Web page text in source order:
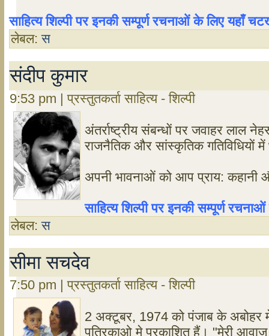
साहित्य शिल्पी पर इनकी सम्पूर्ण रचनाओं के लिए यहाँ
लेबल:स
संदीप कुमार
9:53 pm | प्रस्तुतकर्ता साहित्य - शिल्पी
अंतर्राष्ट्रीय संबन्धों पर जवाहर लाल
राजनैतिक और सांस्कृतिक गतिविधियों
अपनी भावनाओं को आप प्राय: कहानी
साहित्य शिल्पी पर इनकी सम्पूर्ण
लेबल:स
सीमा सचदेव
7:50 pm | प्रस्तुतकर्ता साहित्य - शिल्पी
2 अक्टूबर, 1974 को पंजाब के अबोहर
पत्रिकाओ मे प्रकाशित हैं। "मेरी